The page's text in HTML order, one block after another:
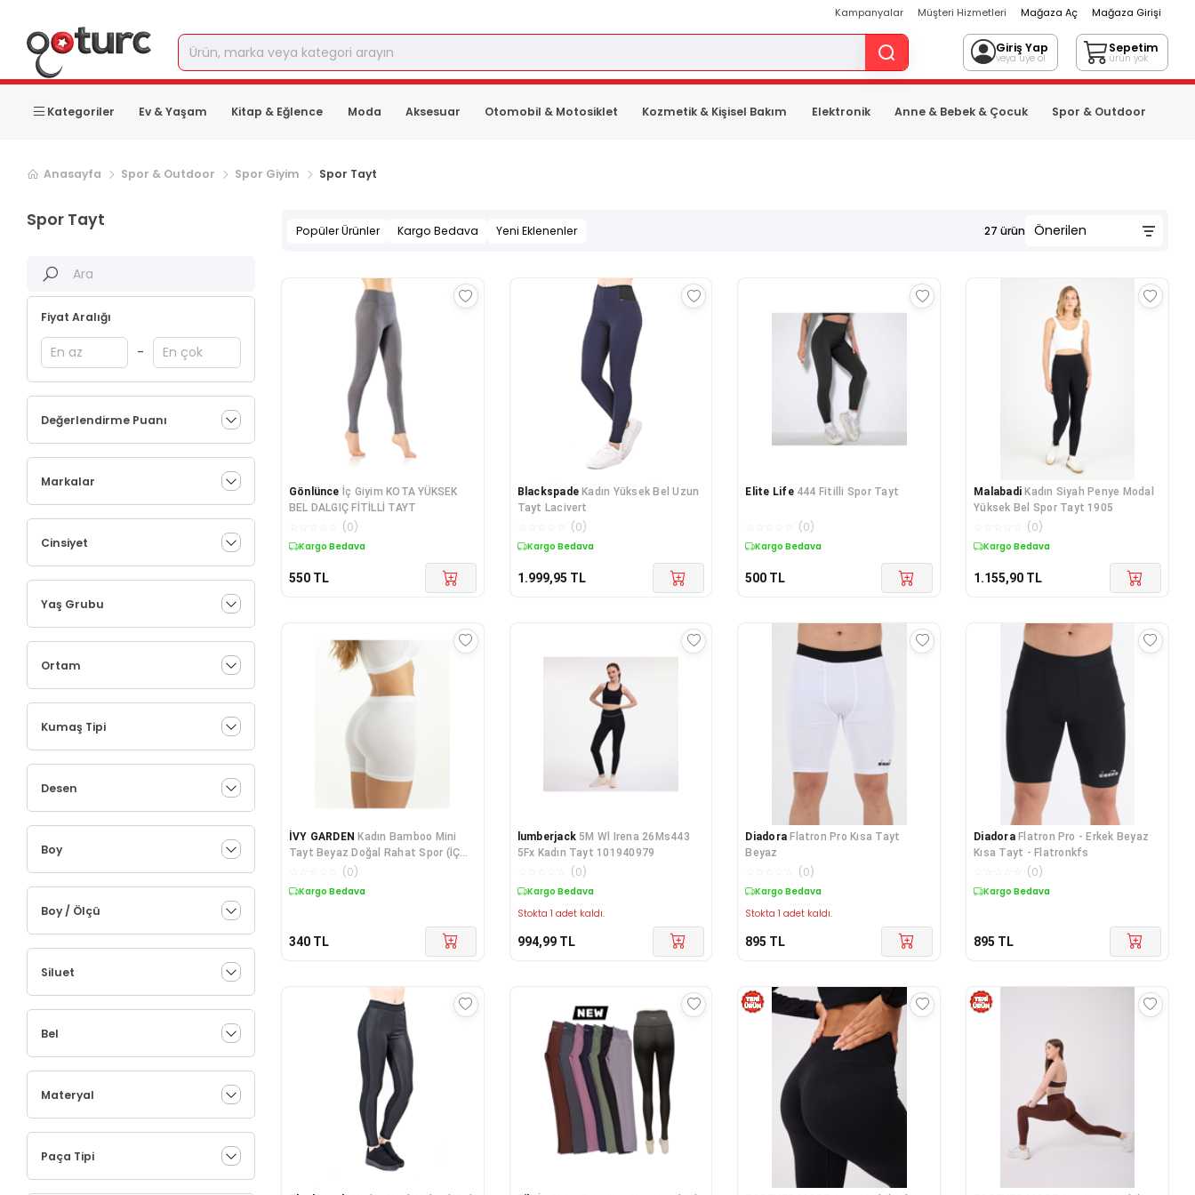
Kampanyalar Müşteri Hizmetleri Mağaza Aç Mağaza Girişi
Giriş Yap
veya üye ol
Sepetim
ürün yok
Kategoriler Ev & Yaşam Kitap & Eğlence Moda Aksesuar Otomobil & Motosiklet Kozmetik & Kişisel Bakım Elektronik Anne & Bebek & Çocuk Spor & Outdoor
Anasayfa Spor & Outdoor Spor Giyim Spor Tayt
Spor Tayt
Fiyat Aralığı
-
Değerlendirme Puanı
Markalar
Cinsiyet
Yaş Grubu
Ortam
Kumaş Tipi
Desen
Boy
Boy / Ölçü
Siluet
Bel
Materyal
Paça Tipi
Popüler Ürünler Kargo Bedava Yeni Eklenenler 27 ürün
Gönlünce İç Giyim KOTA YÜKSEK
BEL DALGIÇ FİTİLLİ TAYT
(0)
Kargo Bedava
550 TL
Blackspade Kadın Yüksek Bel Uzun
Tayt Lacivert
(0)
Kargo Bedava
1.999,95 TL
Elite Life 444 Fitilli Spor Tayt
(0)
Kargo Bedava
500 TL
Malabadi Kadın Siyah Penye Modal
Yüksek Bel Spor Tayt 1905
(0)
Kargo Bedava
1.155,90 TL
İVY GARDEN Kadın Bamboo Mini
Tayt Beyaz Doğal Rahat Spor (İÇ
(0)
Kargo Bedava
340 TL
lumberjack 5M Wl Irena 26Ms443
5Fx Kadın Tayt 101940979
(0)
Kargo Bedava
Stokta 1 adet kaldı.
994,99 TL
Diadora Flatron Pro Kısa Tayt
Beyaz
(0)
Kargo Bedava
Stokta 1 adet kaldı.
895 TL
Diadora Flatron Pro - Erkek Beyaz
Kısa Tayt - Flatronkfs
(0)
Kargo Bedava
895 TL